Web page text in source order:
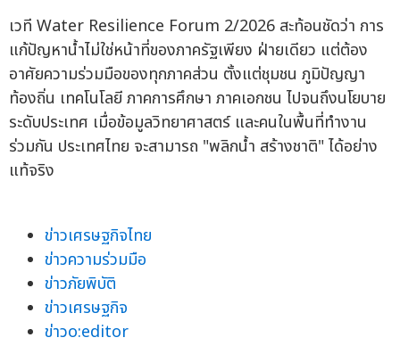
เวที Water Resilience Forum 2/2026 สะท้อนชัดว่า การ
แก้ปัญหาน้ำไม่ใช่หน้าที่ของภาครัฐเพียง ฝ่ายเดียว แต่ต้อง
อาศัยความร่วมมือของทุกภาคส่วน ตั้งแต่ชุมชน ภูมิปัญญา
ท้องถิ่น เทคโนโลยี ภาคการศึกษา ภาคเอกชน ไปจนถึงนโยบาย
ระดับประเทศ เมื่อข้อมูลวิทยาศาสตร์ และคนในพื้นที่ทำงาน
ร่วมกัน ประเทศไทย จะสามารถ "พลิกน้ำ สร้างชาติ" ได้อย่าง
แท้จริง
ข่าวเศรษฐกิจไทย
ข่าวความร่วมมือ
ข่าวภัยพิบัติ
ข่าวเศรษฐกิจ
ข่าวo:editor